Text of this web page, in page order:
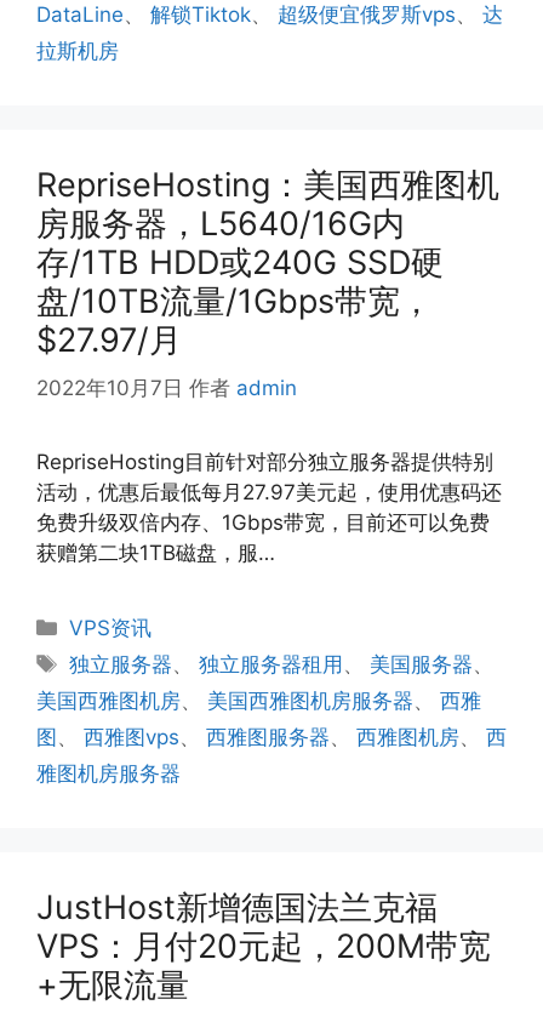
DataLine、 解锁Tiktok、 超级便宜俄罗斯vps、 达
拉斯机房
RepriseHosting：美国西雅图机
房服务器，L5640/16G内
存/1TB HDD或240G SSD硬
盘/10TB流量/1Gbps带宽，
$27.97/月
2022年10月7日 作者 admin
RepriseHosting目前针对部分独立服务器提供特别
活动，优惠后最低每月27.97美元起，使用优惠码还
免费升级双倍内存、1Gbps带宽，目前还可以免费
获赠第二块1TB磁盘，服…
分
类
VPS资讯
标
签
独立服务器、独立服务器租用 、 美国服务器、
美国西雅图机房、 美国西雅图机房服务器、 西雅
图 、 西雅图vps、 西雅图服务器、 西雅图机房、 西
雅图机房服务器
JustHost新增德国法兰克福
VPS：月付20元起，200M带宽
+无限流量